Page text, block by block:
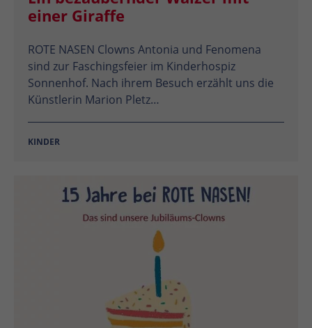
einer Giraffe
ROTE NASEN Clowns Antonia und Fenomena
sind zur Faschingsfeier im Kinderhospiz
Sonnenhof. Nach ihrem Besuch erzählt uns die
Künstlerin Marion Pletz…
KINDER